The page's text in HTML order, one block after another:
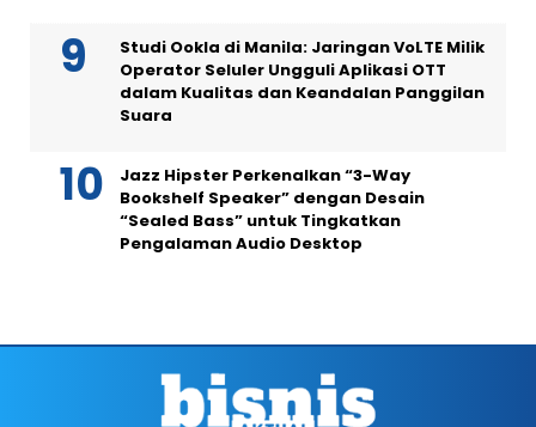
Studi Ookla di Manila: Jaringan VoLTE Milik
Operator Seluler Ungguli Aplikasi OTT
dalam Kualitas dan Keandalan Panggilan
Suara
Jazz Hipster Perkenalkan “3-Way
Bookshelf Speaker” dengan Desain
“Sealed Bass” untuk Tingkatkan
Pengalaman Audio Desktop